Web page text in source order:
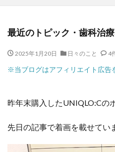
最近のトピック・歯科治
2025年1月20日 日々のこと 4
※当ブログはアフィリエイト広告
昨年末購入したUNIQLO:Cの
先日の記事で着画を載せてい